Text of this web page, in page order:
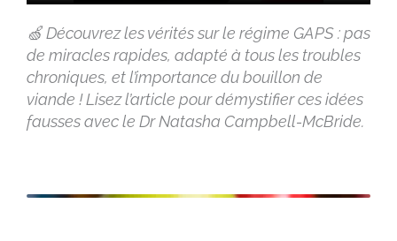
🍏 Découvrez les vérités sur le régime GAPS : pas
de miracles rapides, adapté à tous les troubles
chroniques, et l’importance du bouillon de
viande ! Lisez l’article pour démystifier ces idées
fausses avec le Dr Natasha Campbell-McBride.